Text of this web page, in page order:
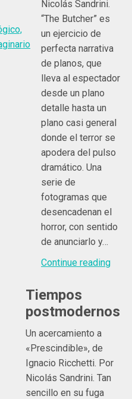
Nicolás Sandrini.
“The Butcher” es
un ejercicio de
perfecta narrativa
de planos, que
lleva al espectador
desde un plano
detalle hasta un
plano casi general
donde el terror se
apodera del pulso
dramático. Una
serie de
fotogramas que
desencadenan el
horror, con sentido
de anunciarlo y…
Continue reading
Tiempos
postmodernos
Un acercamiento a
«Prescindible», de
Ignacio Ricchetti. Por
Nicolás Sandrini. Tan
sencillo en su fuga